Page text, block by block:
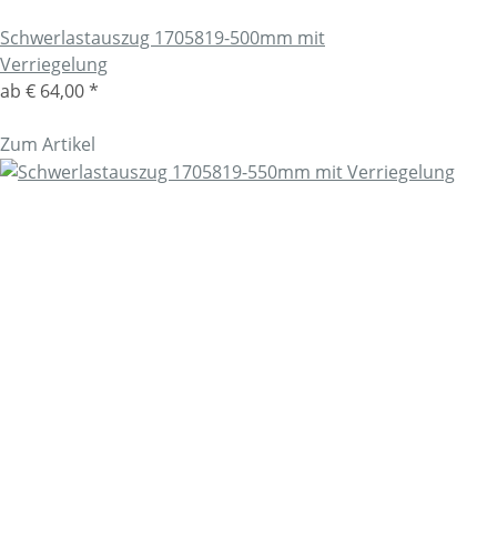
Schwerlastauszug 1705819-500mm mit
Verriegelung
ab € 64,00*
Zum Artikel